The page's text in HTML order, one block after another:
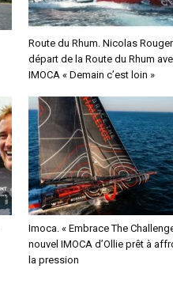
Route du Rhum. Nicolas
départ de la Route du Rhum
IMOCA « Demain c’est loin »
Imoca. « Embrace The
nouvel IMOCA d’Ollie prêt à
la pression